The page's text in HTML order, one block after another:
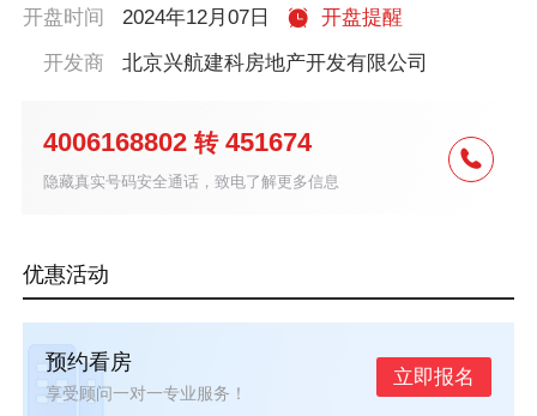
开盘时间
2024年12月07日
开盘提醒
开发商
北京兴航建科房地产开发有限公司
4006168802 转 451674
隐藏真实号码安全通话，致电了解更多信息
优惠活动
预约看房
享受顾问一对一专业服务！
立即报名